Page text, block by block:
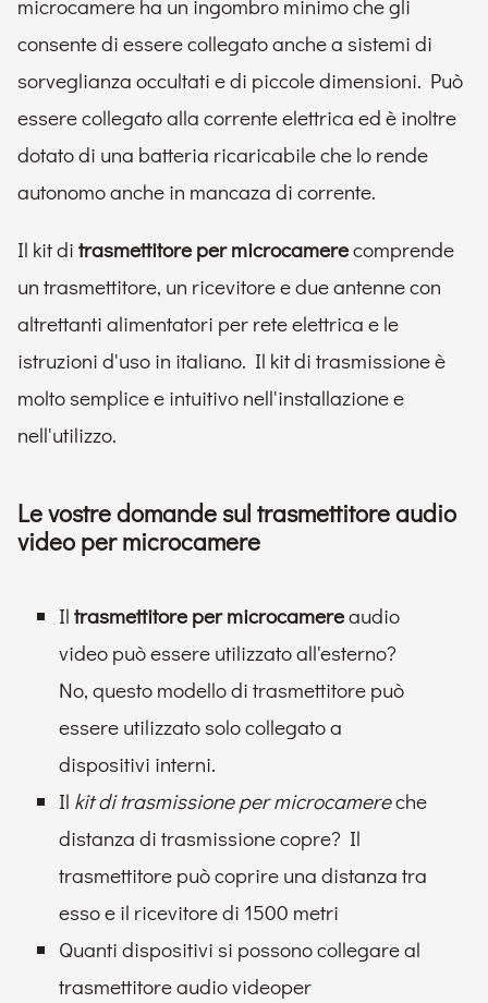
microcamere ha un ingombro minimo che gli
consente di essere collegato anche a sistemi di
sorveglianza occultati e di piccole dimensioni. Può
essere collegato alla corrente elettrica ed è inoltre
dotato di una batteria ricaricabile che lo rende
autonomo anche in mancaza di corrente.
Il kit di trasmettitore per microcamerecomprende
un trasmettitore, un ricevitore e due antenne con
altrettanti alimentatori per rete elettrica e le
istruzioni d'uso in italiano. Il kit di trasmissione è
molto semplice e intuitivo nell'installazione e
nell'utilizzo.
Le vostre domande sul trasmettitore audio
video per microcamere
Iltrasmettitore per microcamereaudio
video può essere utilizzato all'esterno?
No, questo modello di trasmettitore può
essere utilizzato solo collegato a
dispositivi interni.
Il kit di trasmissione per microcamereche
distanza di trasmissione copre? Il
trasmettitore può coprire una distanza tra
esso e il ricevitore di 1500 metri
Quanti dispositivi si possono collegare al
trasmettitore audio videoper